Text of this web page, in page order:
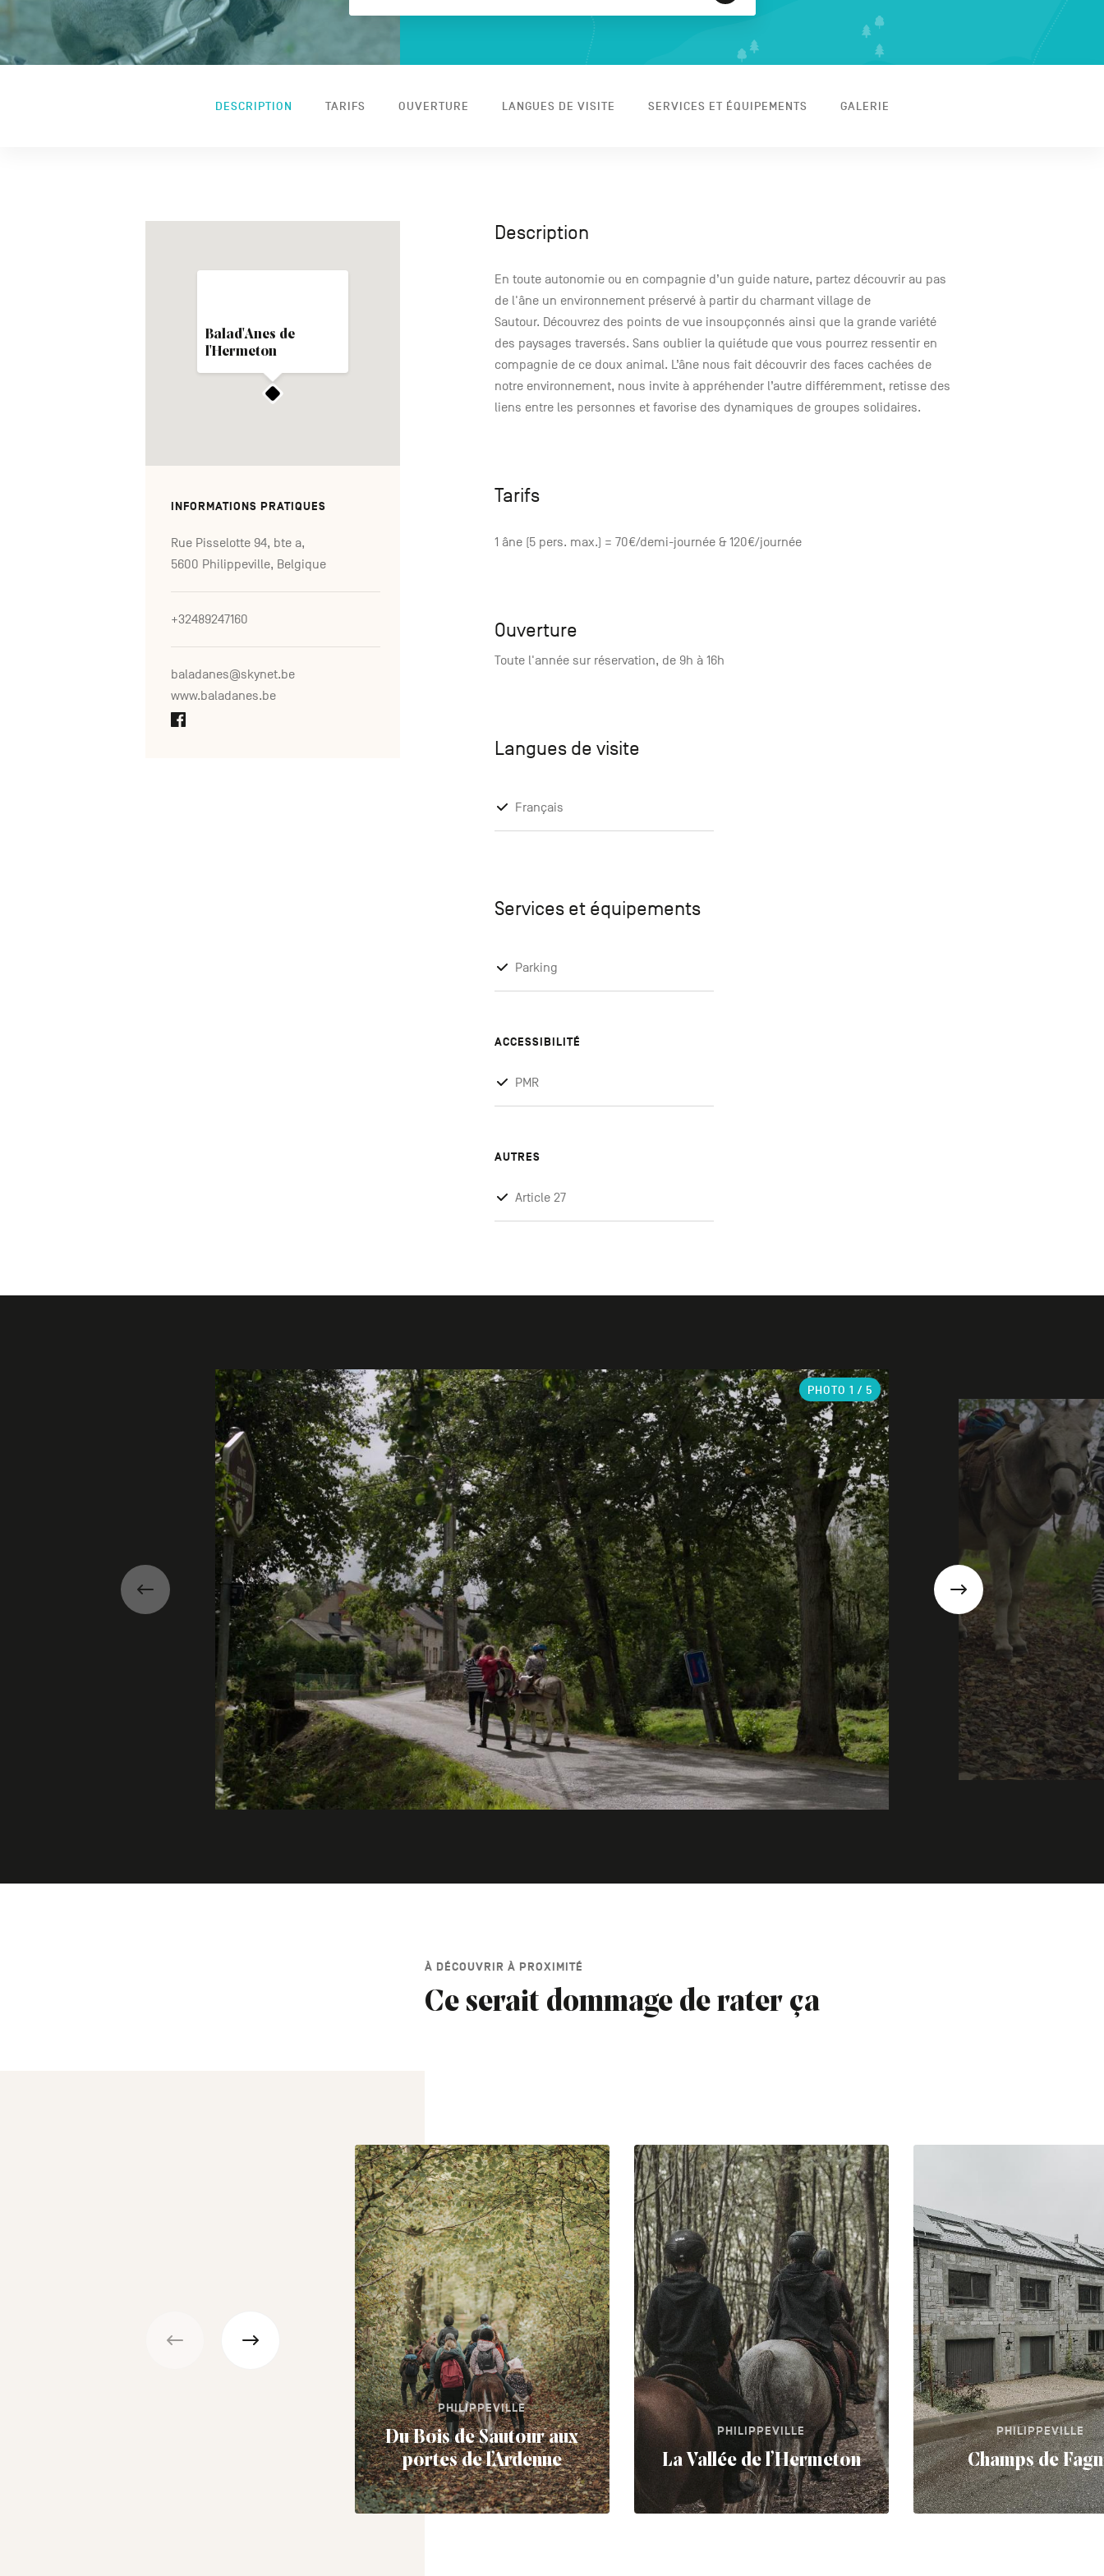
DESCRIPTION TARIFS OUVERTURE LANGUES DE VISITE SERVICES ET ÉQUIPEMENTS GALERIE
Balad'Anes de
l'Hermeton
INFORMATIONS PRATIQUES
Rue Pisselotte 94, bte a,
5600 Philippeville, Belgique
+32489247160
baladanes@skynet.be
www.baladanes.be
Description
En toute autonomie ou en compagnie d’un guide nature, partez découvrir au pas
de l'âne un environnement préservé à partir du charmant village de
Sautour. Découvrez des points de vue insoupçonnés ainsi que la grande variété
des paysages traversés. Sans oublier la quiétude que vous pourrez ressentir en
compagnie de ce doux animal. L’âne nous fait découvrir des faces cachées de
notre environnement, nous invite à appréhender l’autre différemment, retisse des
liens entre les personnes et favorise des dynamiques de groupes solidaires.
Tarifs
1 âne (5 pers. max.) = 70€/demi-journée & 120€/journée
Ouverture
Toute l'année sur réservation, de 9h à 16h
Langues de visite
Français
Services et équipements
Parking
ACCESSIBILITÉ
PMR
AUTRES
Article 27
Précédent Suivant
PHOTO 1 / 5
À DÉCOUVRIR À PROXIMITÉ
Ce serait dommage de rater ça
PHILIPPEVILLE
Du Bois de Sautour aux
portes de l’Ardenne
PHILIPPEVILLE
La Vallée de l’Hermeton
PHILIPPEVILLE
Champs de
Précédent Suivant